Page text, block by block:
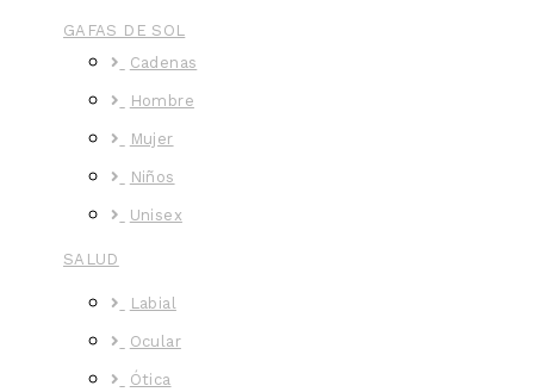
GAFAS DE SOL
Cadenas
Hombre
Mujer
Niños
Unisex
SALUD
Labial
Ocular
Ótica